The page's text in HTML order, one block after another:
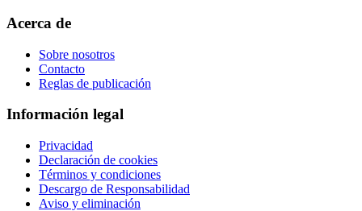
Acerca de
Sobre nosotros
Contacto
Reglas de publicación
Información legal
Privacidad
Declaración de cookies
Términos y condiciones
Descargo de Responsabilidad
Aviso y eliminación